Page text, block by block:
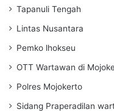
Tapanuli Tengah
Lintas Nusantara
Pemko lhokseu
OTT Wartawan di
Polres Mojokerto
Sidang Praperadilan